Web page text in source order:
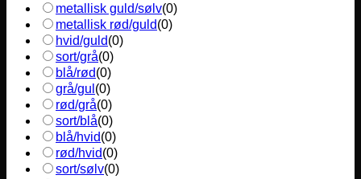
metallisk guld/sølv(0)
metallisk rød/guld(0)
hvid/guld(0)
sort/grå(0)
blå/rød(0)
grå/gul (0)
rød/grå(0)
sort/blå(0)
blå/hvid(0)
rød/hvid(0)
sort/sølv(0)